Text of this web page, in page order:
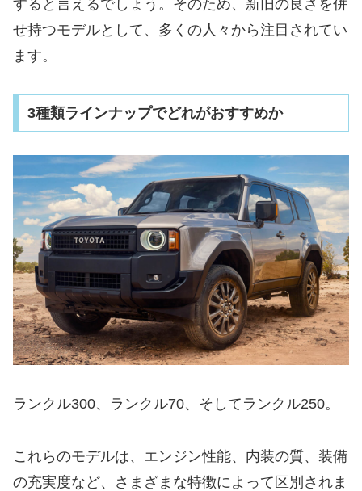
すると言えるでしょう。そのため、新旧の良さを併
せ持つモデルとして、多くの人々から注目されてい
ます。
3種類ラインナップでどれがおすすめか
ランクル300、ランクル70、そしてランクル250。
これらのモデルは、エンジン性能、内装の質、装備
の充実度など、さまざまな特徴によって区別されま